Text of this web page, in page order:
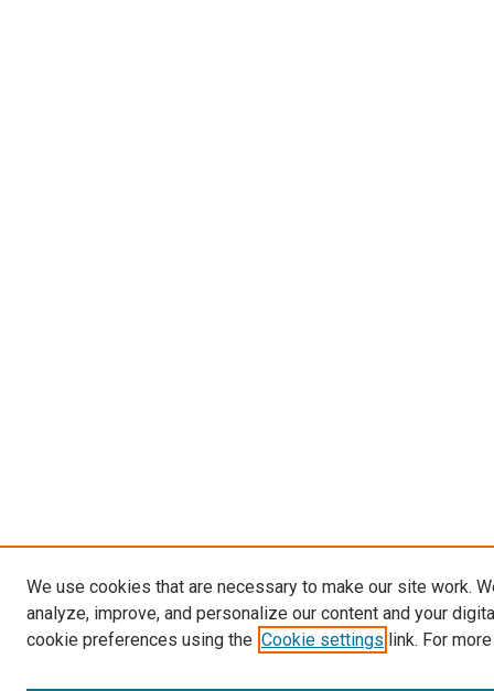
We use cookies that are necessary to make our site work.
analyze, improve, and personalize our content and your
cookie preferences using the Cookie settings link. For